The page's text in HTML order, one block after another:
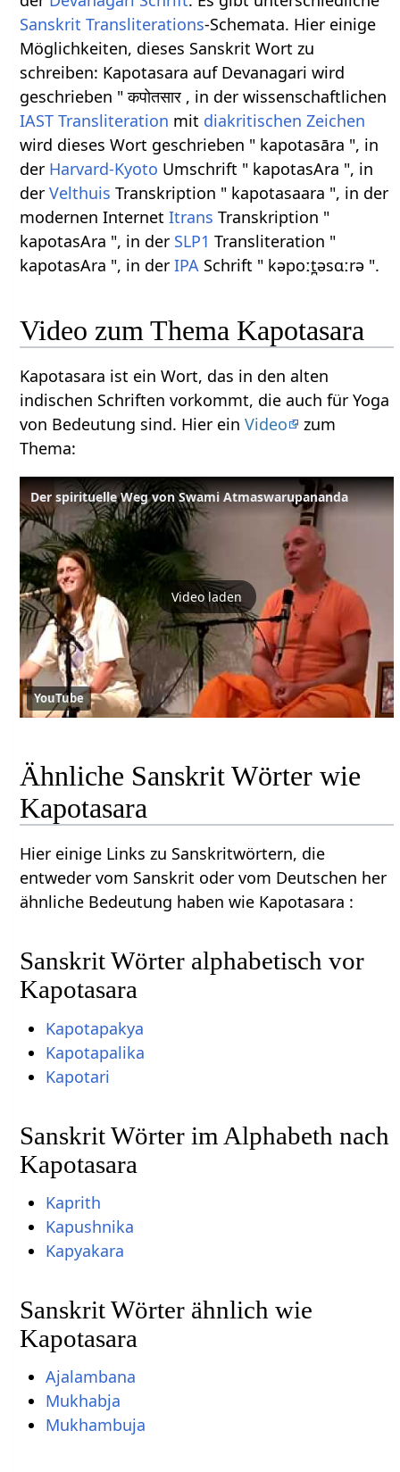
Sanskrit Transliterations-Schemata. Hier einige
Möglichkeiten, dieses Sanskrit Wort zu
schreiben: Kapotasara auf Devanagari wird
geschrieben " कपोतसार , in der wissenschaftlichen
IAST Transliteration mit diakritischen Zeichen
wird dieses Wort geschrieben " kapotasāra ", in
der Harvard-Kyoto Umschrift " kapotasAra ", in
derVelthuis Transkription " kapotasaara ", in der
modernen InternetItrans Transkription "
kapotasAra ", in der SLP1 Transliteration "
kapotasAra ", in derIPA Schrift " kəpoːt̪əsɑːrə ".
Video zum Thema Kapotasara
Kapotasara ist ein Wort, das in den alten
indischen Schriften vorkommt, die auch für Yoga
von Bedeutung sind. Hier einVideo
zum
Thema:
Der spirituelle Weg von Swami Atmaswarupananda
Video laden
YouTube
Ähnliche Sanskrit Wörter wie
Kapotasara
Hier einige Links zu Sanskritwörtern, die
entweder vom Sanskrit oder vom Deutschen her
ähnliche Bedeutung haben wie Kapotasara :
Sanskrit Wörter alphabetisch vor
Kapotasara
Kapotapakya
Kapotapalika
Kapotari
Sanskrit Wörter im Alphabeth nach
Kapotasara
Kaprith
Kapushnika
Kapyakara
Sanskrit Wörter ähnlich wie
Kapotasara
Ajalambana
Mukhabja
Mukhambuja